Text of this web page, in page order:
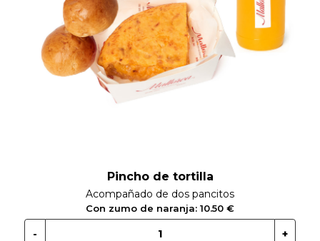
Pincho de tortilla
Acompañado de dos pancitos
Con zumo de naranja: 10.50 €